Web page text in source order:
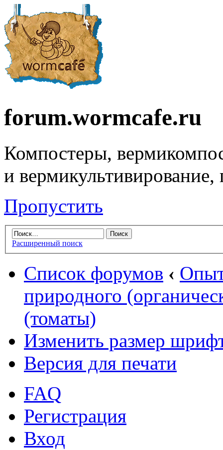
forum.wormcafe.ru
Компостеры,
и
Пропустить
Расширенный поиск
Список форумов ‹
природного
(томаты)
Изменить размер
Версия для печати
FAQ
Регистрация
Вход